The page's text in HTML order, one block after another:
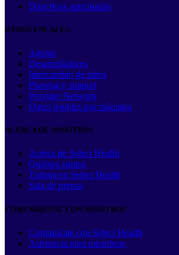
Directivas anticipadas
OTROS ENLACES
Agents
Desarrolladores
Intercambio de datos
Pharmacy support
Provider Network
Datos legibles por máquina
ACERCA DE NOSOTROS
Acerca de Select Health
Quiénes somos
Trabaja en Select Health
Sala de prensa
COMUNÍQUESE CON NOSOTROS
Comunícate con Select Health
Asistencia para miembros